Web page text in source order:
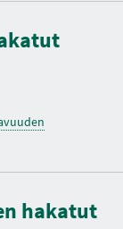
hakatut